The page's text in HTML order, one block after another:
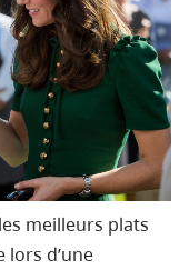
meilleurs plats
lors d’une